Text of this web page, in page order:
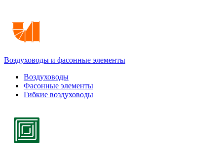
Воздуховоды и фасонные элементы
Воздуховоды
Фасонные элементы
Гибкие воздуховоды